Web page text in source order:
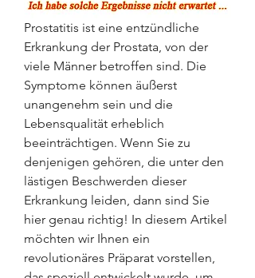
Prostatitis ist eine entzündliche
Erkrankung der Prostata, von der
viele Männer betroffen sind. Die
Symptome können äußerst
unangenehm sein und die
Lebensqualität erheblich
beeinträchtigen. Wenn Sie zu
denjenigen gehören, die unter den
lästigen Beschwerden dieser
Erkrankung leiden, dann sind Sie
hier genau richtig! In diesem Artikel
möchten wir Ihnen ein
revolutionäres Präparat vorstellen,